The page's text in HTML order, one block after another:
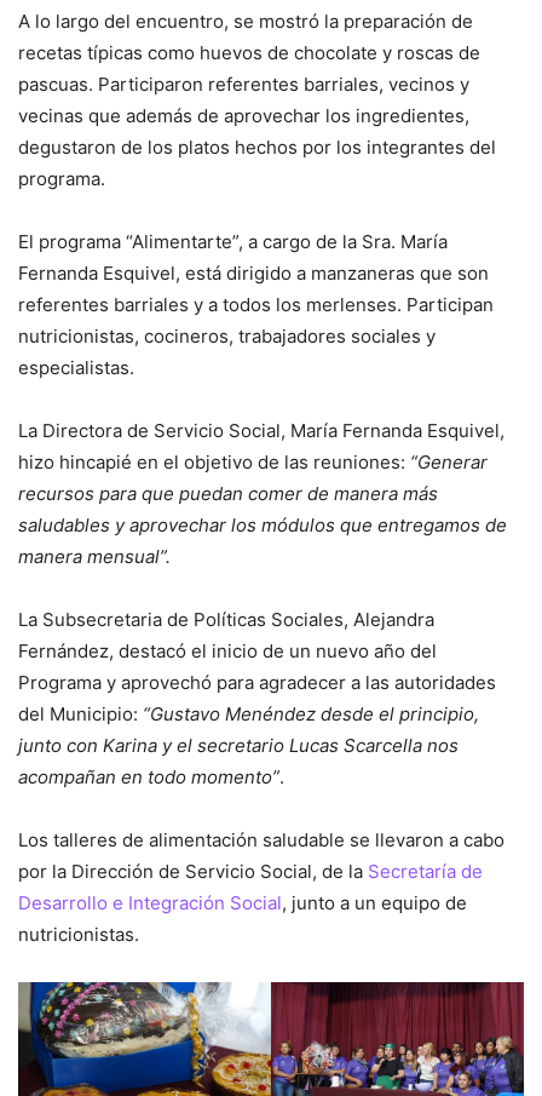
A lo largo del encuentro, se mostró la preparación de
recetas típicas como huevos de chocolate y roscas de
pascuas. Participaron referentes barriales, vecinos y
vecinas que además de aprovechar los ingredientes,
degustaron de los platos hechos por los integrantes del
programa.
El programa “Alimentarte”, a cargo de la Sra. María
Fernanda Esquivel, está dirigido a manzaneras que son
referentes barriales y a todos los merlenses. Participan
nutricionistas, cocineros, trabajadores sociales y
especialistas.
La Directora de Servicio Social, María Fernanda Esquivel,
hizo hincapié en el objetivo de las reuniones: “Generar
recursos para que puedan comer de manera más
saludables y aprovechar los módulos que entregamos de
manera mensual”.
La Subsecretaria de Políticas Sociales, Alejandra
Fernández, destacó el inicio de un nuevo año del
Programa y aprovechó para agradecer a las autoridades
del Municipio: “Gustavo Menéndez desde el principio,
junto con Karina y el secretario Lucas Scarcella nos
acompañan en todo momento”.
Los talleres de alimentación saludable se llevaron a cabo
por la Dirección de Servicio Social, de la Secretaría de
Desarrollo e Integración Social, junto a un equipo de
nutricionistas.